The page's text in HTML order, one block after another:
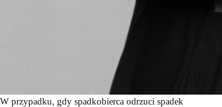
W przypadku, gdy spadkobierca odrzuci spadek